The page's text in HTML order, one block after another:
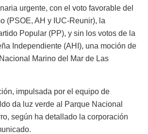
urgente, con el voto favorable del
(PSOE, AH y IUC-Reunir), la
Popular (PP), y sin los votos de la
Independiente (AHI), una moción de
Marino del Mar de Las
impulsada por el equipo de
da luz verde al Parque Nacional
según ha detallado la corporación